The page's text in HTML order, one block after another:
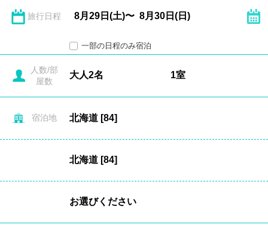
旅行日程
一部の日程のみ宿泊
人数/部
屋数
宿泊地